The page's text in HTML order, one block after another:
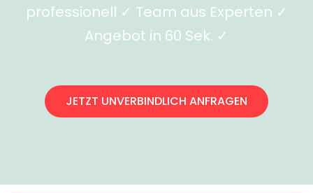
professionell ✓ Team aus Experten ✓
Angebot in 60 Sek. ✓
JETZT UNVERBINDLICH ANFRAGEN